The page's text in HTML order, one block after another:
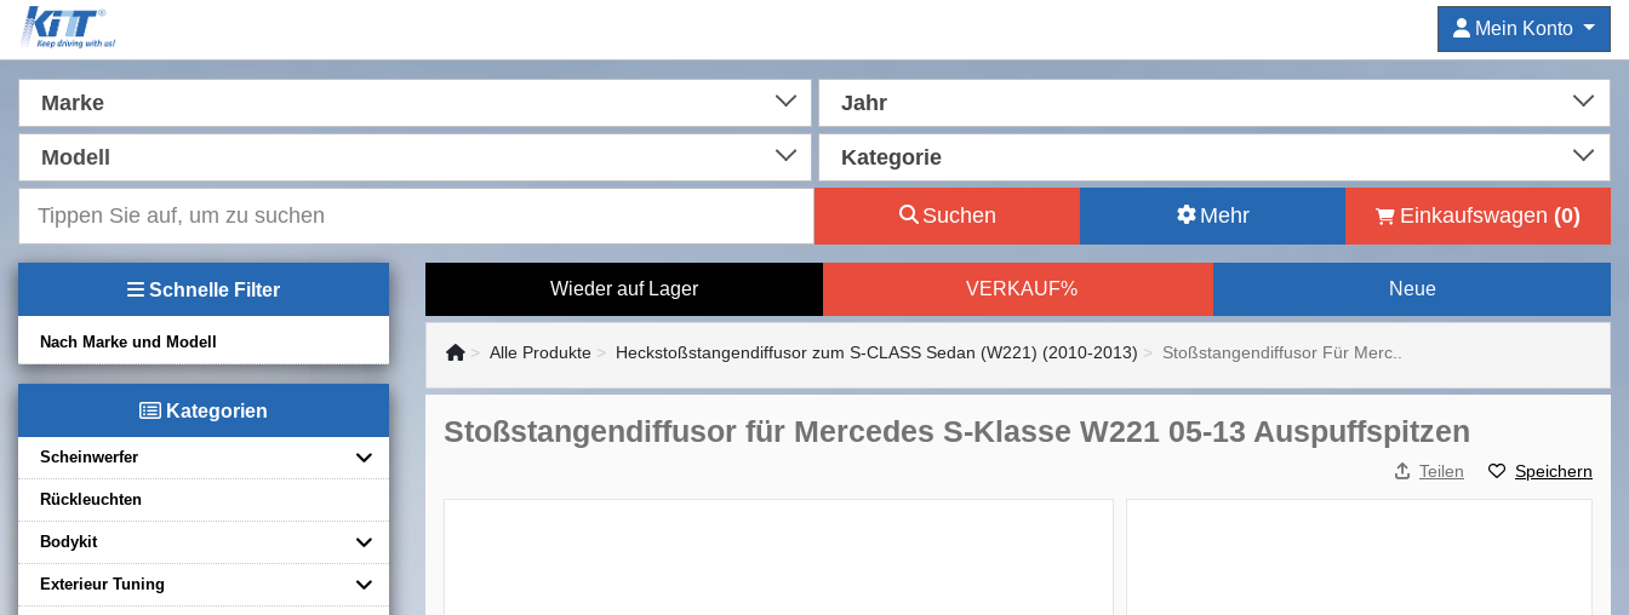
Mein Konto
Marke Jahr
Modell Kategorie
Suchen Mehr Einkaufswagen (0)
Schnelle Filter
Nach Marke und Modell
Kategorien
Scheinwerfer
Rückleuchten
Bodykit
Exterieur Tuning
Wieder auf Lager VERKAUF% Neue
Alle Produkte Heckstoßstangendiffusor zum S-CLASS Sedan (W221) (2010-2013) Stoßstangendiffusor Für Merc..
Stoßstangendiffusor für Mercedes S-Klasse W221 05-13 Auspuffspitzen
Teilen Speichern